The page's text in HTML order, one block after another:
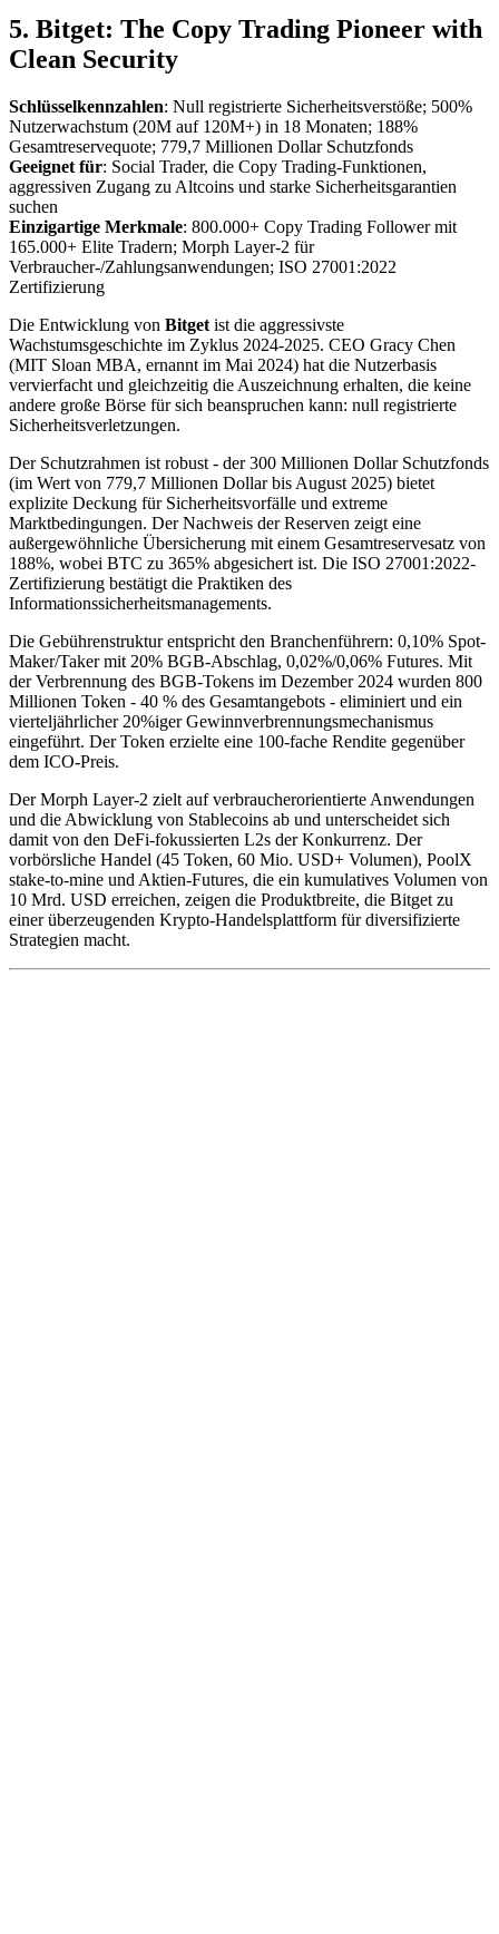
5. Bitget: The Copy Trading Pioneer with
Clean Security
Schlüsselkennzahlen: Null registrierte Sicherheitsverstöße; 500%
Nutzerwachstum (20M auf 120M+) in 18 Monaten; 188%
Gesamtreservequote; 779,7 Millionen Dollar Schutzfonds
Geeignet für: Social Trader, die Copy Trading-Funktionen,
aggressiven Zugang zu Altcoins und starke Sicherheitsgarantien
suchen
Einzigartige Merkmale: 800.000+ Copy Trading Follower mit
165.000+ Elite Tradern; Morph Layer-2 für
Verbraucher-/Zahlungsanwendungen; ISO 27001:2022
Zertifizierung
Die Entwicklung von Bitget ist die aggressivste
Wachstumsgeschichte im Zyklus 2024-2025. CEO Gracy Chen
(MIT Sloan MBA, ernannt im Mai 2024) hat die Nutzerbasis
vervierfacht und gleichzeitig die Auszeichnung erhalten, die keine
andere große Börse für sich beanspruchen kann: null registrierte
Sicherheitsverletzungen.
Der Schutzrahmen ist robust - der 300 Millionen Dollar Schutzfonds
(im Wert von 779,7 Millionen Dollar bis August 2025) bietet
explizite Deckung für Sicherheitsvorfälle und extreme
Marktbedingungen. Der Nachweis der Reserven zeigt eine
außergewöhnliche Übersicherung mit einem Gesamtreservesatz von
188%, wobei BTC zu 365% abgesichert ist. Die ISO 27001:2022-
Zertifizierung bestätigt die Praktiken des
Informationssicherheitsmanagements.
Die Gebührenstruktur entspricht den Branchenführern: 0,10% Spot-
Maker/Taker mit 20% BGB-Abschlag, 0,02%/0,06% Futures. Mit
der Verbrennung des BGB-Tokens im Dezember 2024 wurden 800
Millionen Token - 40 % des Gesamtangebots - eliminiert und ein
vierteljährlicher 20%iger Gewinnverbrennungsmechanismus
eingeführt. Der Token erzielte eine 100-fache Rendite gegenüber
dem ICO-Preis.
Der Morph Layer-2 zielt auf verbraucherorientierte Anwendungen
und die Abwicklung von Stablecoins ab und unterscheidet sich
damit von den DeFi-fokussierten L2s der Konkurrenz. Der
vorbörsliche Handel (45 Token, 60 Mio. USD+ Volumen), PoolX
stake-to-mine und Aktien-Futures, die ein kumulatives Volumen von
10 Mrd. USD erreichen, zeigen die Produktbreite, die Bitget zu
einer überzeugenden Krypto-Handelsplattform für diversifizierte
Strategien macht.